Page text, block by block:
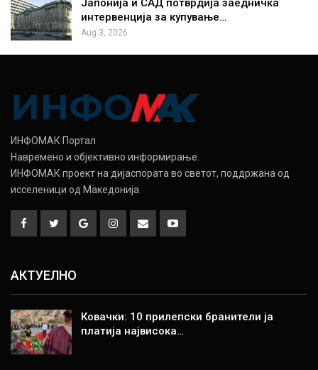
интервенција за купување…
Aug 3, 2026
ИНФОМАК Портал
Навремено и објективно информирање.
ИНФОМАК проект на дијаспората во светот, поддржана од
исселеници од Македонија.
АКТУЕЛНО
Ковачки: 10 прилепски бранители ја
платија највисока…